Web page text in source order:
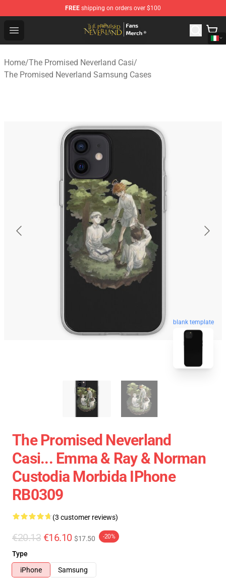
FREE shipping on orders over $100
Open menu
The Promised Neverland Store - Official The Promised
Home/The Promised Neverland Casi/
The Promised Neverland Samsung Cases
blank template
The Promised Neverland
Casi... Emma & Ray & Norman
Custodia Morbida IPhone
RB0309
(3 customer reviews)
€20.13 €16.10 $17.50 -20%
Type
iPhone
Samsung